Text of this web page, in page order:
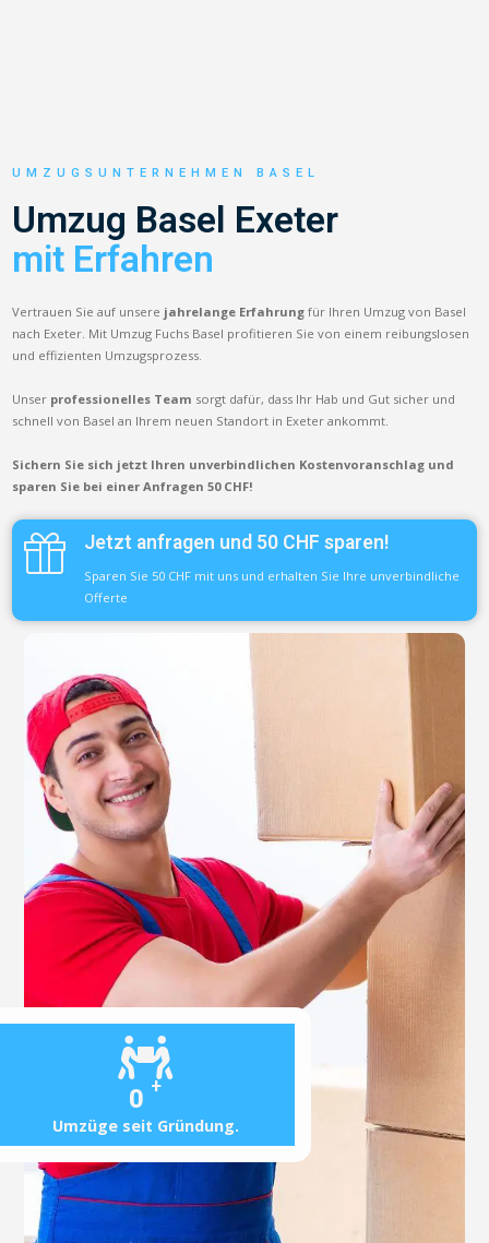
0 +
Umzüge seit Gründung.
UMZUGSUNTERNEHMEN BASEL
Umzug Basel Exeter
mit Erfahren
Vertrauen Sie auf unsere jahrelange Erfahrung für Ihren Umzug von Basel
nach Exeter. Mit Umzug Fuchs Basel profitieren Sie von einem reibungslosen
und effizienten Umzugsprozess.
Unser professionelles Team sorgt dafür, dass Ihr Hab und Gut sicher und
schnell von Basel an Ihrem neuen Standort in Exeter ankommt.
Sichern Sie sich jetzt Ihren unverbindlichen Kostenvoranschlag und
sparen Sie bei einer Anfragen 50 CHF!
Jetzt anfragen und 50 CHF sparen!
Sparen Sie 50 CHF mit uns und erhalten Sie Ihre unverbindliche
Offerte